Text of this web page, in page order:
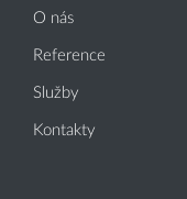
O nás
Reference
Služby
Kontakty